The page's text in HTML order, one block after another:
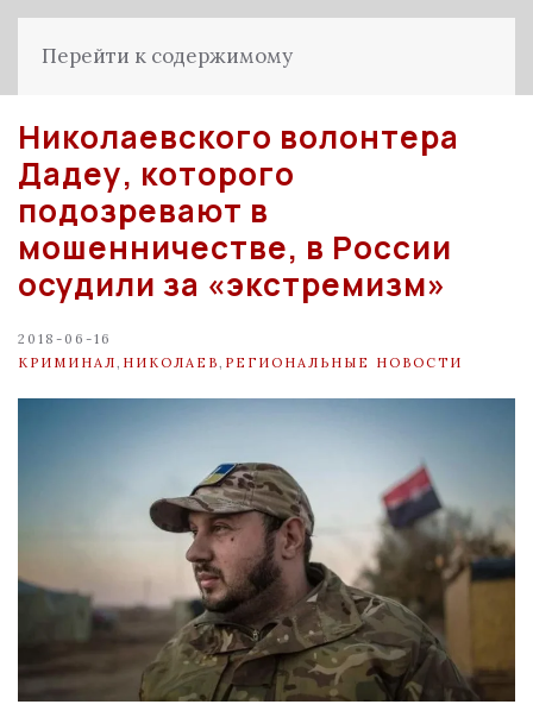
Перейти к содержимому
Николаевского волонтера
Дадеу, которого
подозревают в
мошенничестве, в России
осудили за «экстремизм»
2018-06-16
КРИМИНАЛ НИКОЛАЕВ РЕГИОНАЛЬНЫЕ НОВОСТИ